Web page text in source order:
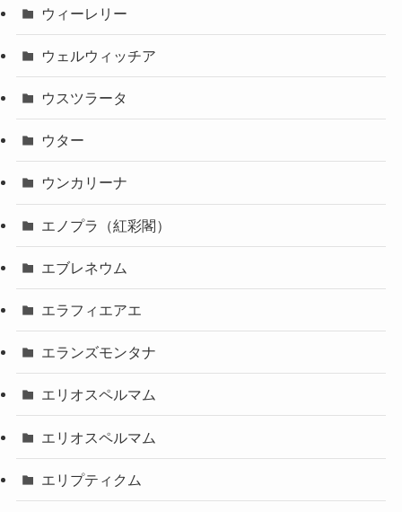
ウィーレリー
ウェルウィッチア
ウスツラータ
ウター
ウンカリーナ
エノプラ（紅彩閣）
エブレネウム
エラフィエアエ
エランズモンタナ
エリオスペルマム
エリオスペルマム
エリプティクム